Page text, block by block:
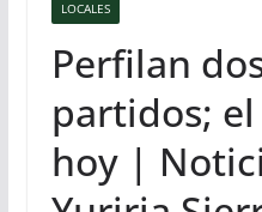
LOCALES
Perfilan
partidos;
hoy |